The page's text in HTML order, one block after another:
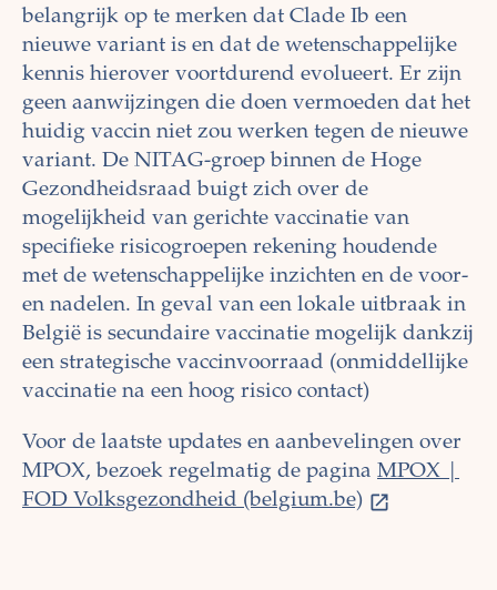
belangrijk op te merken dat Clade Ib een
nieuwe variant is en dat de wetenschappelijke
kennis hierover voortdurend evolueert. Er zijn
geen aanwijzingen die doen vermoeden dat het
huidig vaccin niet zou werken tegen de nieuwe
variant. De NITAG-groep binnen de Hoge
Gezondheidsraad buigt zich over de
mogelijkheid van gerichte vaccinatie van
specifieke risicogroepen rekening houdende
met de wetenschappelijke inzichten en de voor-
en nadelen. In geval van een lokale uitbraak in
België is secundaire vaccinatie mogelijk dankzij
een strategische vaccinvoorraad (onmiddellijke
vaccinatie na een hoog risico contact)
Voor de laatste updates en aanbevelingen over
MPOX, bezoek regelmatig de pagina MPOX |
FOD Volksgezondheid (belgium.be)